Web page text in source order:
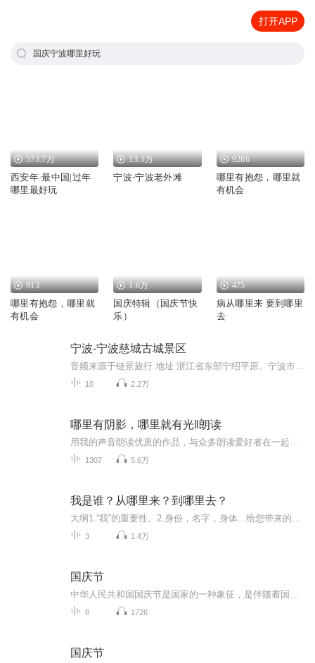
打开APP
国庆宁波哪里好玩
573.7万
西安年·最中国|过年
哪里最好玩
13.3万
宁波-宁波老外滩
9286
哪里有抱怨，哪里就
有机会
913
哪里有抱怨，哪里就
有机会
1.6万
国庆特辑（国庆节快
乐）
475
病从哪里来 要到哪里
去
宁波-宁波慈城古城景区
10 2.2万
哪里有阴影，哪里就有光‖朗读
1307 5.6万
我是谁？从哪里来？到哪里去？
3 1.4万
国庆节
8 1726
国庆节